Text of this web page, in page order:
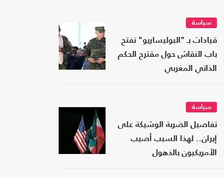
سياسة
قيادات بـ "البوليساريو" تفتح
باب النقاش حول مقترح الحكم
الذاتي المغربي
سياسة
تفاصيل الضربة الوشيكة على
إيران.. لهذا السبب أصيب
الأمريكيون بالذهول